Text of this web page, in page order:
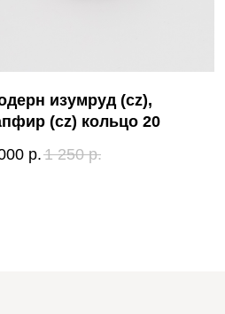
изумруд (cz),
(cz) кольцо 20
р. 1 250 р.